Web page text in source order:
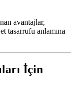
avantajlar,
tasarrufu anlamına
İçin